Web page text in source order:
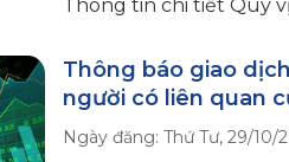
Thông tin chi tiết Quý
Thông báo giao
người có liên quan
Ngày đăng: Thứ Tư, 29/10/